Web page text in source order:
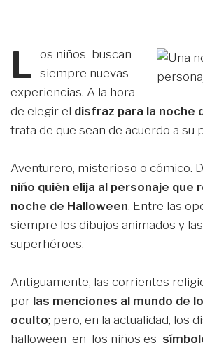
L
os niños buscan
siempre nuevas
experiencias. A la hora
de elegir el disfraz para la noche
trata de que sean de acuerdo a su
Aventurero, misterioso o cómico.
niño quién elija al personaje que
noche de Halloween. Entre las
siempre los dibujos animados y
superhéroes.
Antiguamente, las corrientes
por las menciones al mundo de
oculto; pero, en la actualidad, los
halloween en los niños es